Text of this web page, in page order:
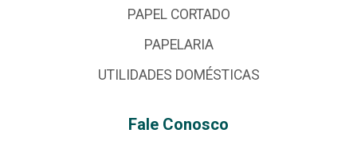
PAPEL CORTADO
PAPELARIA
UTILIDADES DOMÉSTICAS
Fale Conosco